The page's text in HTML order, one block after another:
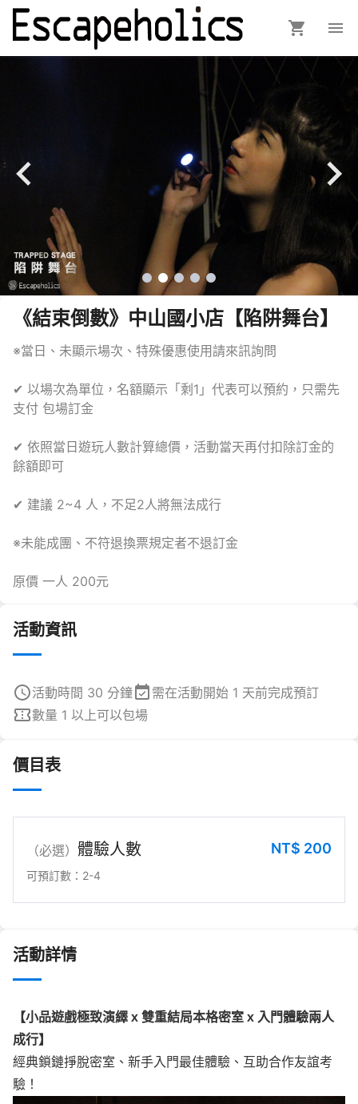
《結束倒數》中山國小店【陷阱舞台】
※當日、未顯示場次、特殊優惠使用請來訊詢問
✔ 以場次為單位，名額顯示「剩1」代表可以預約，只需先
支付 包場訂金
✔ 依照當日遊玩人數計算總價，活動當天再付扣除訂金的
餘額即可
✔ 建議 2~4 人，不足2人將無法成行
※未能成團、不符退換票規定者不退訂金
原價 一人 200元
活動資訊
活動時間 30 分鐘
需在活動開始 1 天前完成預訂
數量 1 以上可以包場
價目表
（必選） 體驗人數 NT$ 200
可預訂數：2-4
活動詳情
【小品遊戲極致演繹 x 雙重結局本格密室 x 入門體驗兩人
成行】
經典鎖鏈掙脫密室、新手入門最佳體驗、互助合作友誼考
驗！